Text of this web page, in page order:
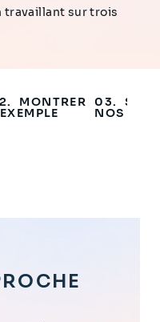
travaillant sur trois
MONTRER
NOS